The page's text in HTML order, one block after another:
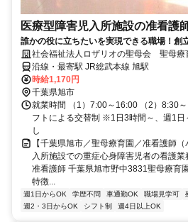
医療型障害児入所施設の准看護
誰かの役に立ちたいを実現できる職場！創
社会福祉法人ロザリオの聖母会 聖母療
沿線・最寄駅 JR総武本線 旭駅
時給1,170円
千葉県旭市
就業時間 （1）7:00～16:00 （2）8:30
フトによる交替制 ※1日3時間～、週1日
し
【千葉県旭市／聖母療育園／准看護師
入所施設での重症心身障害児者の看護
准看護師 千葉県旭市野中3831聖母療育
特徴...
週1日からOK 学歴不問 車通勤OK 職場見学可
週2・3日からOK
シフト制 週4日以上OK